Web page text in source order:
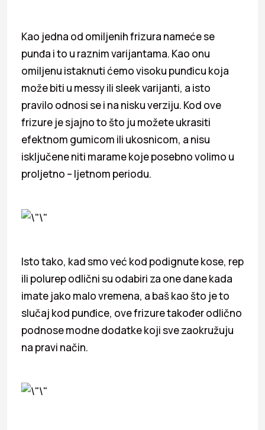
Kao jedna od omiljenih frizura nameće se
punđa i to u raznim varijantama. Kao onu
omiljenu istaknuti ćemo visoku punđicu koja
može biti u messy ili sleek varijanti, a isto
pravilo odnosi se i na nisku verziju. Kod ove
frizure je sjajno to što ju možete ukrasiti
efektnom gumicom ili ukosnicom, a nisu
isključene niti marame koje posebno volimo u
proljetno – ljetnom periodu.
Isto tako, kad smo već kod podignute kose, rep
ili polurep odlični su odabiri za one dane kada
imate jako malo vremena, a baš kao što je to
slučaj kod punđice, ove frizure također odlično
podnose modne dodatke koji sve zaokružuju
na pravi način.